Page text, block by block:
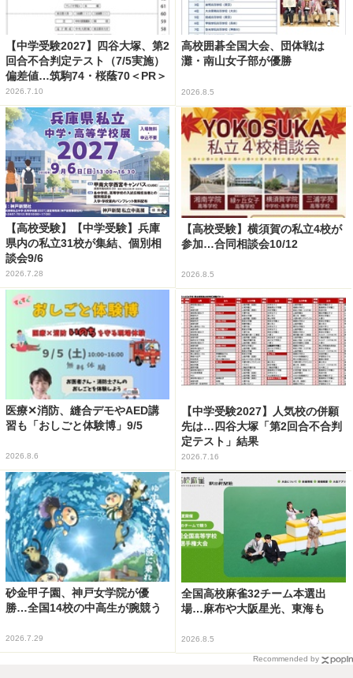
【中学受験2027】四谷大塚、第2
回合不合判定テスト（7/5実施）
偏差値…筑駒74・桜蔭70＜PR＞
2026.7.10
高校囲碁全国大会、団体戦は
灘・南山女子部が優勝
2026.8.5
【高校受験】【中学受験】兵庫
県内の私立31校が集結、個別相
談会9/6
2026.7.28
【高校受験】横須賀の私立4校が
参加…合同相談会10/12
2026.8.5
医療✕消防、縫合デモやAED講
習も「おしごと体験博」9/5
2026.8.6
【中学受験2027】人気校の併願
先は…四谷大塚「第2回合不合判
定テスト」結果
2026.7.16
砂金甲子園、神戸女学院が優
勝…全国14校の中高生が腕競う
2026.7.29
全国高校麻雀32チーム本選出
場…麻布や大阪星光、東海も
2026.8.5
Recommended by